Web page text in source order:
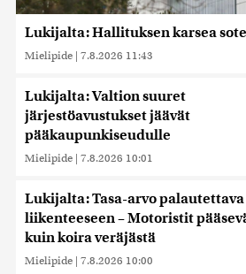
Lukijalta: Hallituksen karsea
Mielipide | 7.8.2026 11:43
Lukijalta: Valtion suuret
järjestöavustukset jäävät
pääkaupunkiseudulle
Mielipide | 7.8.2026 10:01
Lukijalta: Tasa-arvo palautettava
liikenteeseen – Motoristit
kuin koira veräjästä
Mielipide | 7.8.2026 10:00